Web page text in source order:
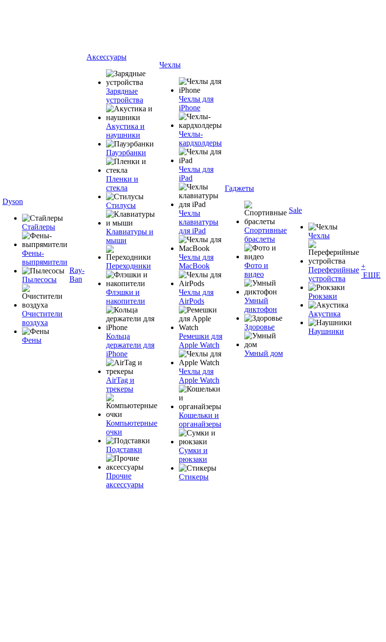
Dyson
Стайлеры
Фены-
выпрямители
Пылесосы
Очистители
воздуха
Фены
Ray-
Ban
Аксессуары
Зарядные
устройства
Акустика и
наушники
Пауэрбанки
Пленки и
стекла
Стилусы
Клавиатуры и
мыши
Переходники
Флэшки и
накопители
Кольца
держатели для
iPhone
AirTag и
трекеры
Компьютерные
очки
Подставки
Прочие
аксессуары
Чехлы
Чехлы для
iPhone
Чехлы-
кардхолдеры
Чехлы для
iPad
Чехлы
клавиатуры
для iPad
Чехлы для
MacBook
Чехлы для
AirPods
Ремешки для
Apple Watch
Чехлы для
Apple Watch
Кошельки и
органайзеры
Сумки и
рюкзаки
Стикеры
Гаджеты
Спортивные
браслеты
Фото и
видео
Умный
диктофон
Здоровье
Умный дом
Sale
Чехлы
Переферийные
устройства
Рюкзаки
Акустика
Наушники
+
ЕЩЕ